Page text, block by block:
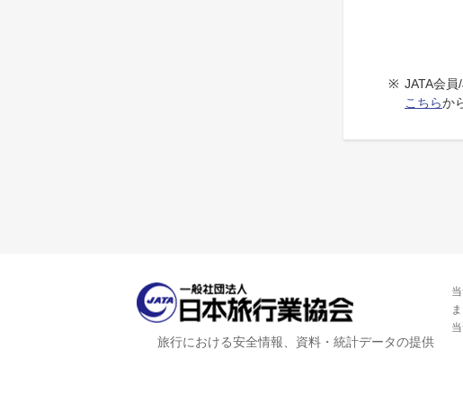
※ JATA会員
こちらか
旅行における安全情報、資料・統計データの提供